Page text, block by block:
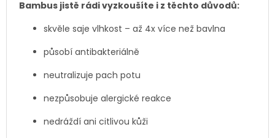
Bambus jistě rádi vyzkoušíte i z těchto důvodů:
skvěle saje vlhkost – až 4x více než bavlna
působí antibakteriálně
neutralizuje pach potu
nezpůsobuje alergické reakce
nedráždí ani citlivou kůži